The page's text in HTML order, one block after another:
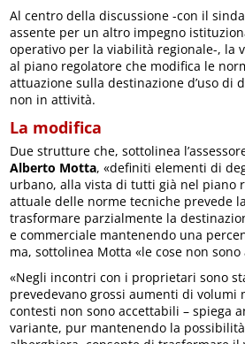
Al centro della discussione -con il
assente per un altro impegno
operativo per la viabilità regionale-, la
al piano regolatore che modifica le
attuazione sulla destinazione d’uso di
non in attività.
La modifica
Due strutture che, sottolinea
Alberto Motta, «definiti elementi di
urbano, alla vista di tutti già nel piano
attuale delle norme tecniche prevede
trasformare parzialmente la
e commerciale mantenendo una
ma, sottolinea Motta «le cose non
«Negli incontri con i proprietari sono
prevedevano grossi aumenti di volumi
contesti non sono accettabili – spiega
variante, pur mantenendo la